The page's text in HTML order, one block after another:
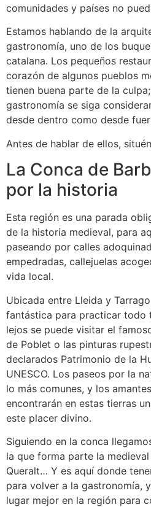
comunidades y países no
Estamos hablando de la
gastronomía, uno de los
catalana. Los pequeños
corazón de algunos pueblos
tienen buena parte de la
gastronomía se siga
desde dentro como desde
Antes de hablar de ellos,
La Conca de
por la historia
Esta región es una parada
de la historia medieval, para
paseando por calles
empedradas, callejuelas
vida local.
Ubicada entre Lleida y
fantástica para practicar todo
lejos se puede visitar el
de Poblet o las pinturas
declarados Patrimonio de la
UNESCO. Los paseos por la
lo más comunes, y los
encontrarán en estas tierras
este placer divino.
Siguiendo en la conca
la que forma parte la
Queralt… Y es aquí donde
para volver a la gastronomía,
lugar mejor en la región para